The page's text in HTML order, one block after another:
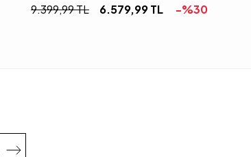
9.399,99TL 6.579,99TL -%30